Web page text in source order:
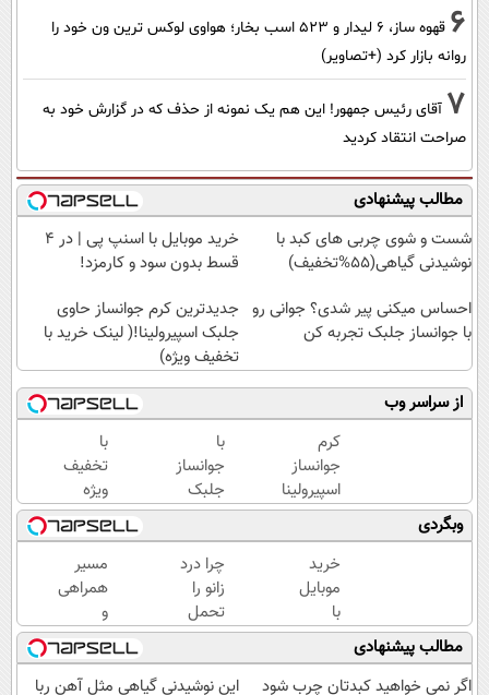
6
قهوه ساز، 6 لیدار و 523 اسب بخار؛ هواوی لوکس ترین ون خود را
روانه بازار کرد (+تصاویر)
7 آقای رئیس جمهور! این هم یک نمونه از حذف که در گزارش خود به
صراحت انتقاد کردید
مطالب پیشنهادی
شست و شوی چربی های کبد با
نوشیدنی گیاهی(55%تخفیف)
خرید موبایل با اسنپ پی | در ۴
قسط بدون سود و کارمزد!
احساس میکنی پیر شدی؟ جوانی رو
با جوانساز جلبک تجربه کن
جدیدترین کرم جوانساز حاوی
جلبک اسپیرولینا!( لینک خرید با
تخفیف ویژه)
از سراسر وب
کرم
جوانساز
اسپیرولینا
با
جوانساز
جلبک
عید
امسال
۱۰سال
جوون
تری
با
تخفیف
ویژه
بدون
بوتاکس
۱۰،۱۲
سال
جوون
شو
وبگردی
خرید
موبایل
با
اسنپ
پی | در
۴
چرا درد
زانو را
تحمل
می‌کنی؟
خیلی
ساده
مسیر
همراهی
و
گزارش
عملکرد
گروه
مطالب پیشنهادی
اگر نمی خواهید کبدتان چرب شود
این نوشیدنی گیاهی مثل آهن ربا